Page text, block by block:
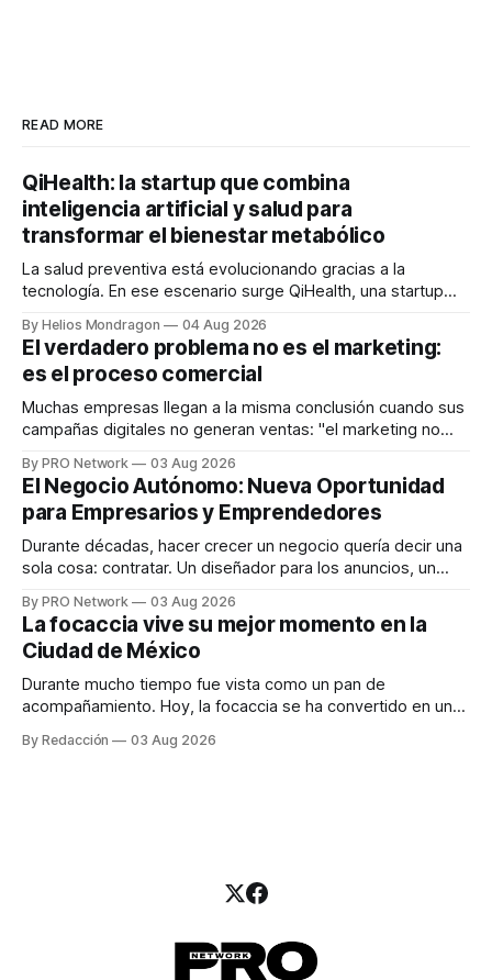
READ MORE
QiHealth: la startup que combina
inteligencia artificial y salud para
transformar el bienestar metabólico
La salud preventiva está evolucionando gracias a la
tecnología. En ese escenario surge QiHealth, una startup
dispositivos inteligentes, inteligencia artificial y monitoreo
en tiempo real para ayudar a las personas a tomar mejores
decisiones sobre su salud metabólica. Su propuesta busca
responder
By Helios Mondragon 04 Aug 2026
El verdadero problema no es el marketing:
es el proceso comercial
Muchas empresas llegan a la misma conclusión cuando sus
campañas digitales no generan ventas: "el marketing no
INTERIUS, el problema suele estar en otro lugar. Durante
una entrevista para el podcast SER PRO, el especialista en
marketing digital explicó que
By PRO Network 03 Aug 2026
El Negocio Autónomo: Nueva Oportunidad
para Empresarios y Emprendedores
Durante décadas, hacer crecer un negocio quería decir una
sola cosa: contratar. Un diseñador para los anuncios, un
para los textos, alguien que supiera de publicidad digital
para encontrar prospectos, un vendedor para atender
llamadas y mensajes, y —con suerte— una persona
By PRO Network 03 Aug 2026
La focaccia vive su mejor momento en la
Ciudad de México
Durante mucho tiempo fue vista como un pan de
acompañamiento. Hoy, la focaccia se ha convertido en uno
artesanal, ingredientes de calidad y experiencias que
By Redacción 03 Aug 2026